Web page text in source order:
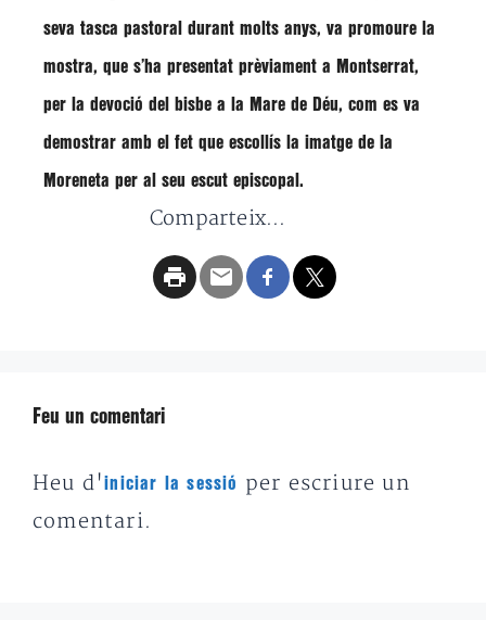
seva tasca pastoral durant molts anys, va promoure la
mostra, que s’ha presentat prèviament a Montserrat,
per la devoció del bisbe a la Mare de Déu, com es va
demostrar amb el fet que escollís la imatge de la
Moreneta per al seu escut episcopal.
Comparteix...
Feu un comentari
Heu d'iniciar la sessió
per escriure un
comentari.